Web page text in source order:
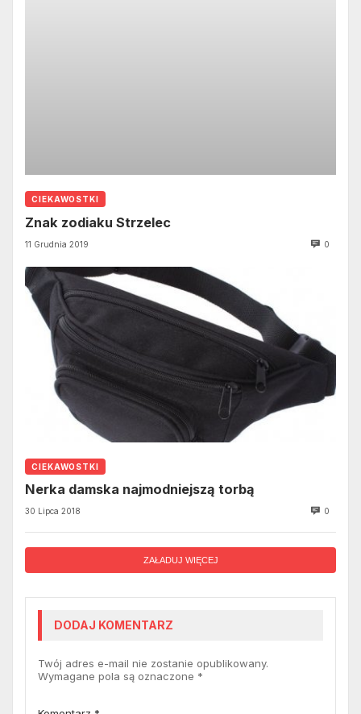
CIEKAWOSTKI
Znak zodiaku Strzelec
11 Grudnia 2019 0
CIEKAWOSTKI
Nerka damska najmodniejszą torbą
30 Lipca 2018 0
ZAŁADUJ WIĘCEJ
DODAJ KOMENTARZ
Twój adres e-mail nie zostanie opublikowany.
Wymagane pola są oznaczone *